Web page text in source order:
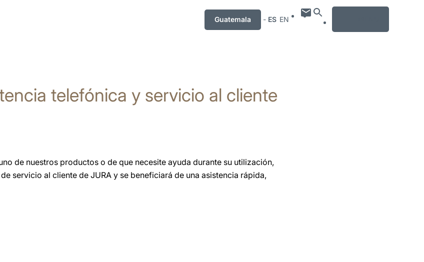
Guatemala - ES EN
telefónica y servicio al cliente
de nuestros productos o de que necesite ayuda durante su utilización,
servicio al cliente de JURA y se beneficiará de una asistencia rápida,